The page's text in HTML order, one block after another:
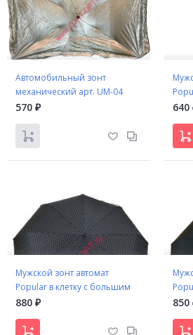
Автомобильный зонт
механический арт. UM-04
570 ₽ 640
Мужской зонт автомат
Popular в клетку с большим
куполом
880 ₽ 850